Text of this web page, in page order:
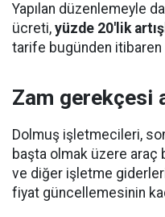
Yapılan düzenlemeyle
ücreti, yüzde 20'lik
tarife bugünden itibaren
Zam gerekçesi
Dolmuş işletmecileri,
başta olmak üzere araç
ve diğer işletme
fiyat güncellemesinin